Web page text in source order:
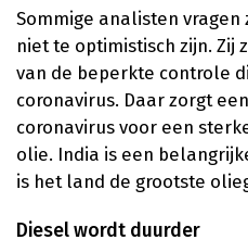
Sommige analisten
niet te optimistisch zijn. Zij
van de beperkte controle
coronavirus. Daar zorgt
coronavirus voor een
olie. India is een
is het land de grootste
Diesel wordt duurder